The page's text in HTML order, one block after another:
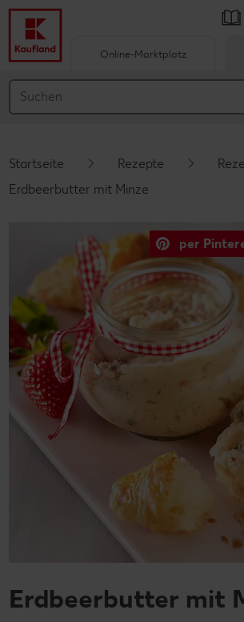
Hauptinhalt
Schwebender Seitenbereich
Online-Marktplatz
Startseite Rezepte
Erdbeerbutter mit Minze
per
Erdbeerbutter mit